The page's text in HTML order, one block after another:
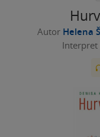
Autor Helena
Interpret